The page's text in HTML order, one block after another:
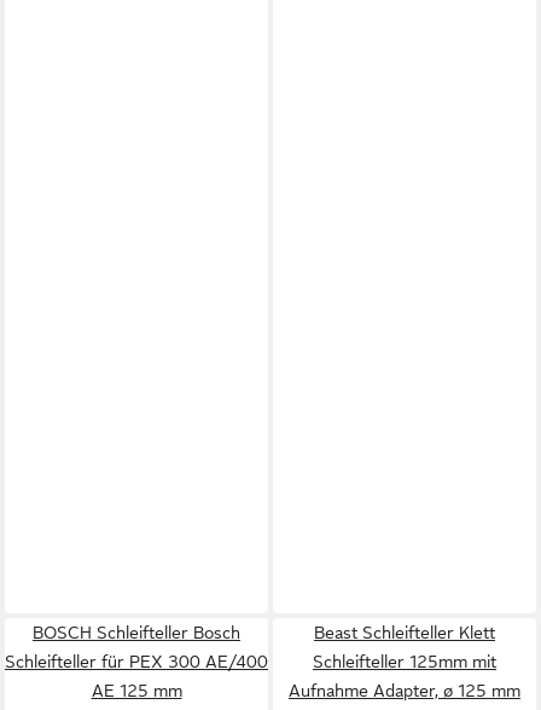
BOSCH Schleifteller Bosch
Schleifteller für PEX 300 AE/400
AE 125 mm
Beast Schleifteller Klett
Schleifteller 125mm mit
Aufnahme Adapter, ø 125 mm